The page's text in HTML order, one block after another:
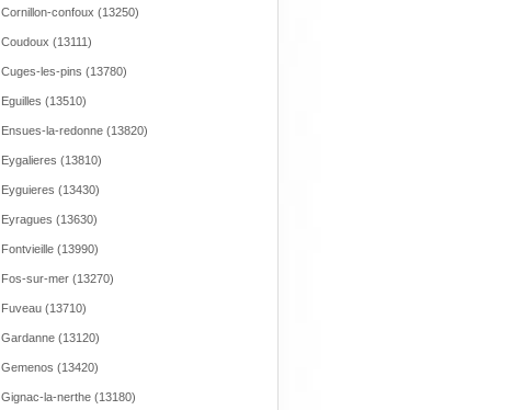
Cornillon-confoux (13250)
Coudoux (13111)
Cuges-les-pins (13780)
Eguilles (13510)
Ensues-la-redonne (13820)
Eygalieres (13810)
Eyguieres (13430)
Eyragues (13630)
Fontvieille (13990)
Fos-sur-mer (13270)
Fuveau (13710)
Gardanne (13120)
Gemenos (13420)
Gignac-la-nerthe (13180)